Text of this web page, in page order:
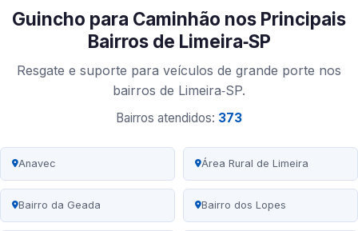
Guincho para Caminhão nos Principais
Bairros de Limeira‑SP
Resgate e suporte para veículos de grande porte nos
bairros de Limeira‑SP.
Bairros atendidos: 373
Anavec Área Rural de Limeira
Bairro da Geada Bairro dos Lopes